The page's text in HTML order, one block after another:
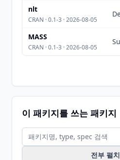
nlt
CRAN · 0.1-3 · 2026-08-05
MASS
CRAN · 0.1-3 · 2026-08-05
이 패키지를 쓰는 패키지
전부 펼